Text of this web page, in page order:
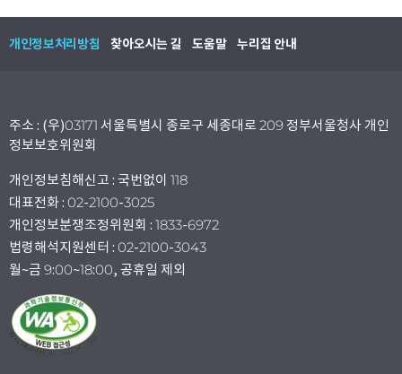
개인정보처리방침 찾아오시는 길 도움말 누리집 안내
주소 : (우)03171 서울특별시 종로구 세종대로 209 정부서울청사 개인
정보보호위원회
개인정보침해신고 : 국번없이 118
대표전화 : 02-2100-3025
개인정보분쟁조정위원회 : 1833-6972
법령해석지원센터 : 02-2100-3043
월~금 9:00~18:00, 공휴일 제외